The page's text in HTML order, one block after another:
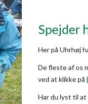
Spejder
Her på Uhrhøj
De fleste af os
ved at klikke på
Har du lyst til